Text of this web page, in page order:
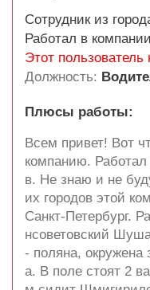
Сотрудник из
Работал в
Этот
Должность:
Плюсы работы:
Всем привет! Вот
компанию.
в. Не знаю и не
их городов этой
Санкт-Петербург.
нсоветовский
- поляна, окружена
а. В поле стоят 2